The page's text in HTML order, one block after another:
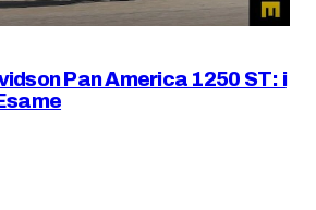
Pan America 1250 ST: i